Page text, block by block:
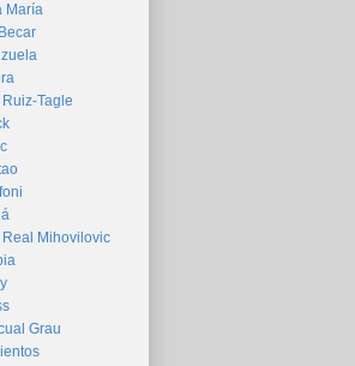
María
Tagle
Mihovilovic
Grau